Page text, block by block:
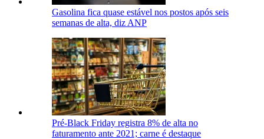
Gasolina fica quase estável nos postos após seis
semanas de alta, diz ANP
Pré-Black Friday registra 8% de alta no
faturamento ante 2021; carne é destaque